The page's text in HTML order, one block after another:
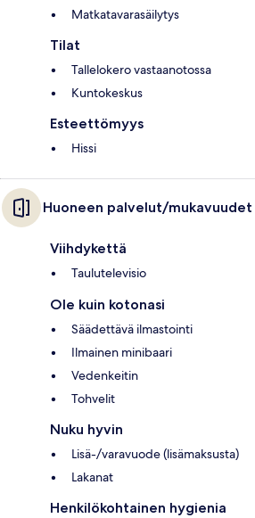
Matkatavarasäilytys
Tilat
Tallelokero vastaanotossa
Kuntokeskus
Esteettömyys
Hissi
Huoneen palvelut/mukavuudet
Viihdykettä
Taulutelevisio
Ole kuin kotonasi
Säädettävä ilmastointi
Ilmainen minibaari
Vedenkeitin
Tohvelit
Nuku hyvin
Lisä-/varavuode (lisämaksusta)
Lakanat
Henkilökohtainen hygienia